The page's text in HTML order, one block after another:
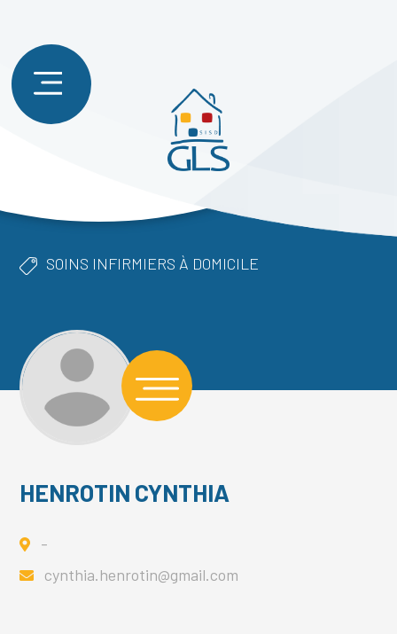
SOINS INFIRMIERS À DOMICILE
HENROTIN CYNTHIA
-
cynthia.henrotin@gmail.com